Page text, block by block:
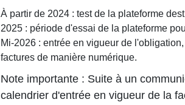
À partir de 2024 : test de la plateforme
2025 : période d'essai de la plateforme
Mi-2026 : entrée en vigueur de
factures de manière numérique.
Note importante : Suite à un
calendrier d'entrée en vigueur de la